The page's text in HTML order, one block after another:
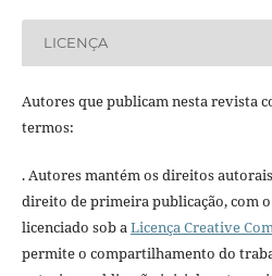
LICENÇA
Autores que publicam nesta revista
termos:
. Autores mantém os direitos
direito de primeira publicação, com
licenciado sob aLicença Creative
permite o compartilhamento do